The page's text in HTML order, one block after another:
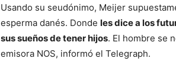
Usando su seudónimo, Meijer
esperma danés. Donde les dice a los
sus sueños de tener hijos. El hombre se
emisora NOS, informó el Telegraph.